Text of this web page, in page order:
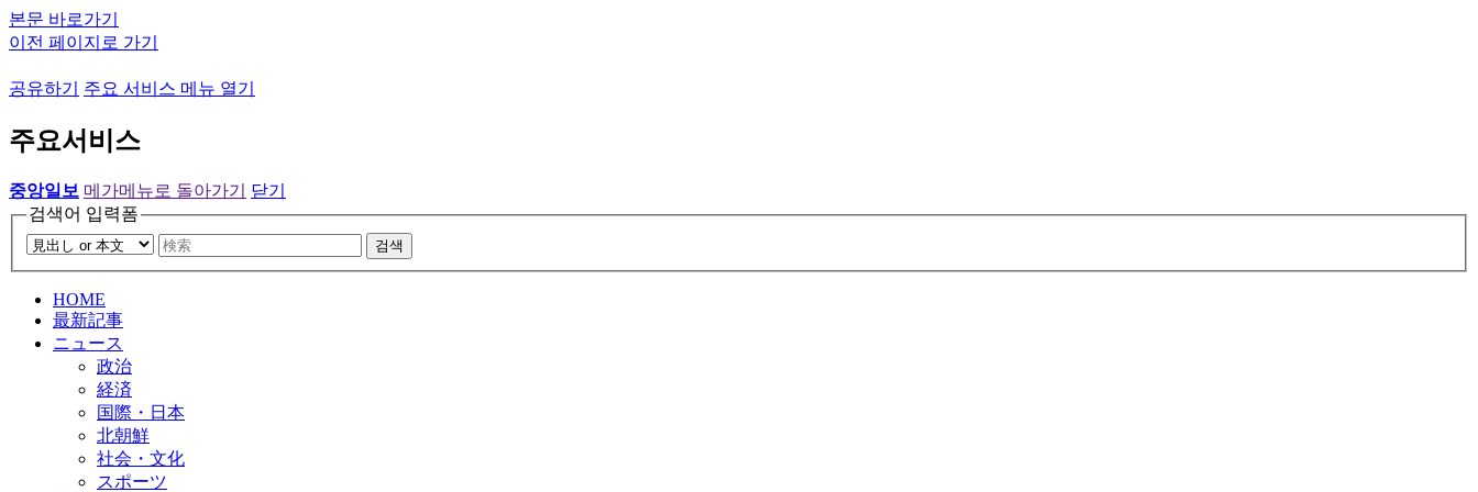
본문 바로가기
이전 페이지로 가기
공유하기 주요 서비스 메뉴 열기
주요서비스
중앙일보 메가메뉴로 돌아가기
닫기
검색어 입력폼
검색
HOME
最新記事
ニュース
政治
経済
国際・日本
北朝鮮
社会・文化
スポーツ